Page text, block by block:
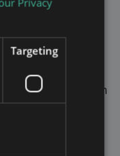
fall,
bolagets vinst
och
och
Targeting